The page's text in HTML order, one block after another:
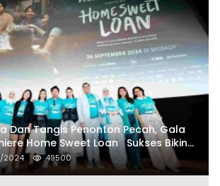
Dan Tangis Penonton Pecah, Gala
Home Sweet Loan Sukses Bikin
Lihat Diri Sendiri di Layar
2024 49500